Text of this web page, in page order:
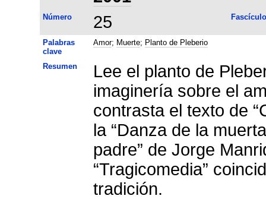
Número 25 Fascículo
Palabras
clave
Amor; Muerte; Planto de Pleberio
Resumen
Lee el planto de
imaginería sobre el
contrasta el texto de
la “Danza de la
padre” de Jorge
“Tragicomedia”
tradición.